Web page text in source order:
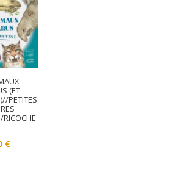
(ET
PETITES
RICOCHE
€